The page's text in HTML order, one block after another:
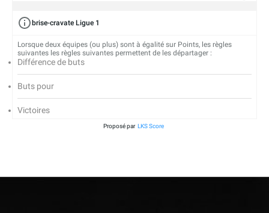
brise-cravate Ligue 1
Lorsque deux équipes (ou plus) sont à égalité sur Points, les règles
suivantes les règles suivantes permettent de les départager :
Différence de buts
Buts pour
Victoires
Proposé par LKS Score